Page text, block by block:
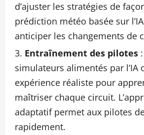
d’ajuster les stratégies de
prédiction météo basée sur
anticiper les changements de
Entraînement des pilotes
simulateurs alimentés par l’IA
expérience réaliste pour
maîtriser chaque circuit.
adaptatif permet aux pilotes
rapidement.